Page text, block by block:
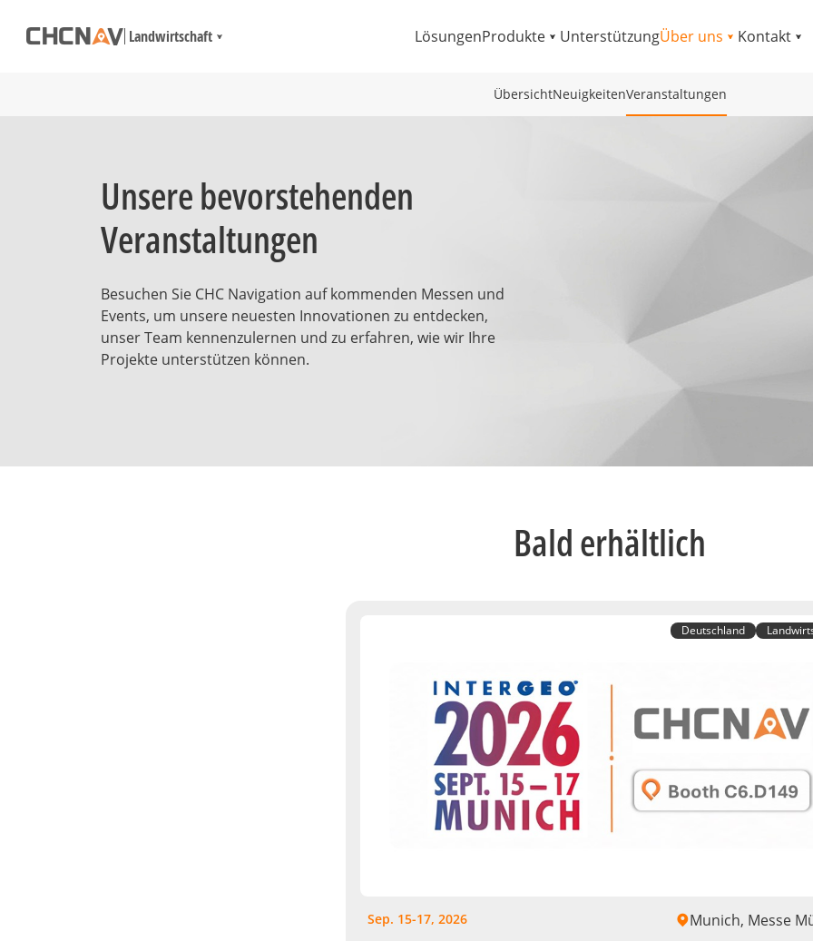
Landwirtschaft LösungenProdukte UnterstützungÜber uns Kontakt
ÜbersichtNeuigkeitenVeranstaltungen
Unsere bevorstehenden
Veranstaltungen
Besuchen Sie CHC Navigation auf kommenden Messen und
Events, um unsere neuesten Innovationen zu entdecken,
unser Team kennenzulernen und zu erfahren, wie wir Ihre
Projekte unterstützen können.
Bald erhältlich
Deutschland
Sep. 15-17, 2026 Munich, Messe